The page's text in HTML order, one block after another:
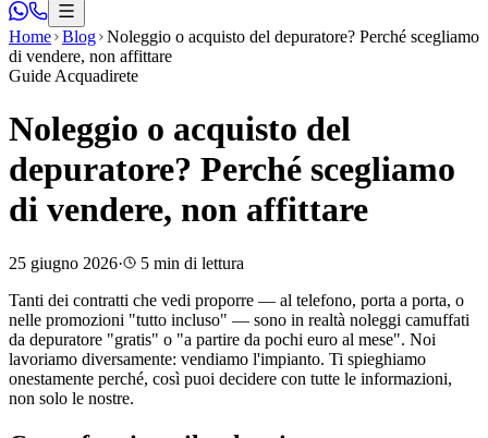
Home Blog Noleggio o acquisto del depuratore? Perché scegliamo
di vendere, non affittare
Guide Acquadirete
Noleggio o acquisto del
depuratore? Perché scegliamo
di vendere, non affittare
25 giugno 2026· 5 min di lettura
Tanti dei contratti che vedi proporre — al telefono, porta a porta, o
nelle promozioni "tutto incluso" — sono in realtà noleggi camuffati
da depuratore "gratis" o "a partire da pochi euro al mese". Noi
lavoriamo diversamente: vendiamo l'impianto. Ti spieghiamo
onestamente perché, così puoi decidere con tutte le informazioni,
non solo le nostre.